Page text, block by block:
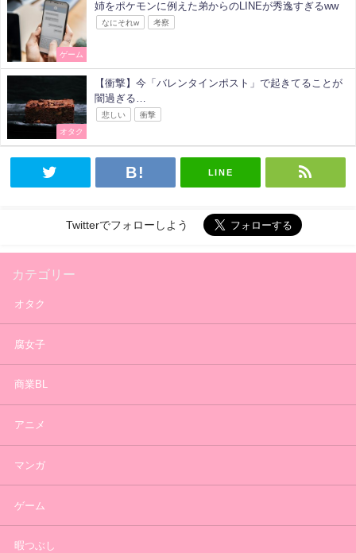
ゲーム
姉をポケモンに例えた弟からのLINEが秀逸すぎるww
なにそれw 考察
オタク
【衝撃】今「バレンタインポスト」で起きてることが
闇過ぎる…
悲しい 衝撃
LINE
Twitterでフォローしよう
カテゴリー
オタク
腐女子
商業BL
アニメ
マンガ
ゲーム
暇つぶし